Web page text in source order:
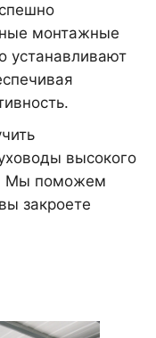
монтажные
устанавливают
высокого
Мы поможем
закроете